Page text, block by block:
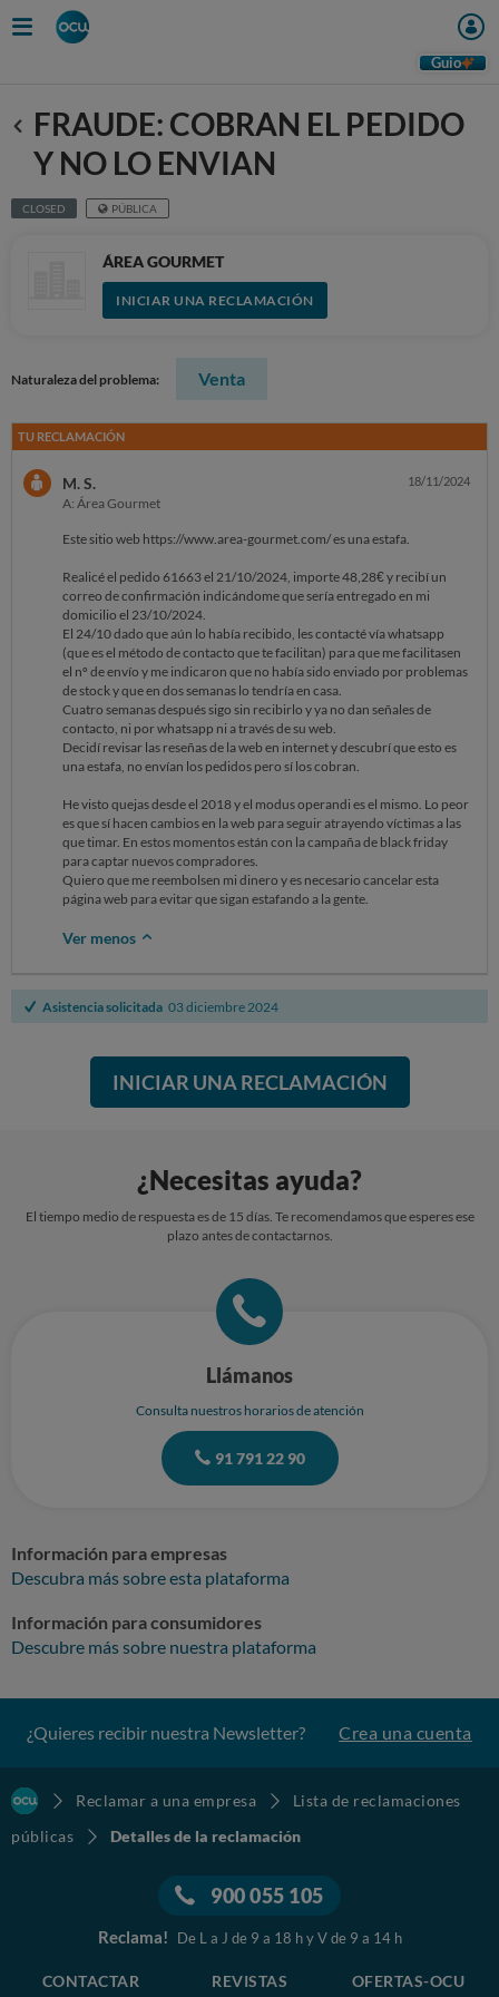
Guio
Anterior
FRAUDE: COBRAN EL PEDIDO
Y NO LO ENVIAN
CLOSED PÚBLICA
ÁREA GOURMET
INICIAR UNA RECLAMACIÓN
Naturaleza del problema: Venta
TU RECLAMACIÓN
M. S.
A: Área Gourmet
18/11/2024
Este sitio web https://www.area-gourmet.com/ es una estafa.
Realicé el pedido 61663 el 21/10/2024, importe 48,28€ y recibí un
correo de confirmación indicándome que sería entregado en mi
domicilio el 23/10/2024.
El 24/10 dado que aún lo había recibido, les contacté vía whatsapp
(que es el método de contacto que te facilitan) para que me facilitasen
el nº de envío y me indicaron que no había sido enviado por problemas
de stock y que en dos semanas lo tendría en casa.
Cuatro semanas después sigo sin recibirlo y ya no dan señales de
contacto, ni por whatsapp ni a través de su web.
Decidí revisar las reseñas de la web en internet y descubrí que esto es
una estafa, no envían los pedidos pero sí los cobran.
He visto quejas desde el 2018 y el modus operandi es el mismo. Lo peor
es que sí hacen cambios en la web para seguir atrayendo víctimas a las
que timar. En estos momentos están con la campaña de black friday
para captar nuevos compradores.
Quiero que me reembolsen mi dinero y es necesario cancelar esta
página web para evitar que sigan estafando a la gente.
Ver menos
Asistencia solicitada 03 diciembre 2024
INICIAR UNA RECLAMACIÓN
¿Necesitas ayuda?
El tiempo medio de respuesta es de 15 días. Te recomendamos que esperes ese
plazo antes de contactarnos.
Llámanos
Consulta nuestros horarios de atención
91 791 22 90
Información para empresas
Descubra más sobre esta plataforma
Información para consumidores
Descubre más sobre nuestra plataforma
¿Quieres recibir nuestra Newsletter? Crea una cuenta
Reclamar a una empresa
Lista de reclamaciones
públicas
Detalles de la reclamación
900 055 105
Reclama! De L a J de 9 a 18 h y V de 9 a 14 h
CONTACTAR REVISTAS OFERTAS-OCU